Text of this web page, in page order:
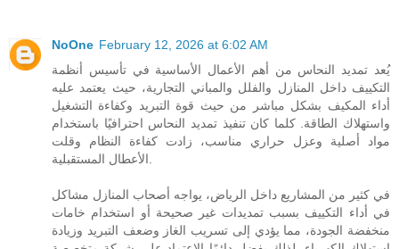
NoOne February 12, 2026 at 6:02 AM
يُعد تمديد النحاس من أهم الأعمال الأساسية في تأسيس أنظمة
التكييف داخل المنازل والفلل والمباني التجارية، حيث يعتمد عليه
أداء المكيف بشكل مباشر من حيث قوة التبريد وكفاءة التشغيل
واستهلاك الطاقة. كلما كان تنفيذ تمديد النحاس احترافيًا باستخدام
مواد أصلية وعزل حراري مناسب، زادت كفاءة النظام وقلت
الأعطال المستقبلية.
في كثير من المشاريع داخل الرياض، يواجه أصحاب المنازل مشاكل
في أداء التكييف بسبب تمديدات غير صحيحة أو استخدام خامات
منخفضة الجودة، مما يؤدي إلى تسريب الغاز وضعف التبريد وزيادة